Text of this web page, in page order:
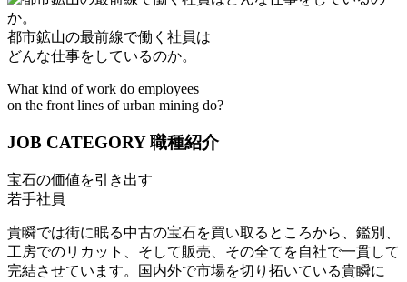
都市鉱山の最前線で働く社員は
どんな仕事をしているのか。
What kind of work do employees
on the front lines of urban mining do?
JOB CATEGORY 職種紹介
宝石の価値を引き出す
若手社員
貴瞬では街に眠る中古の宝石を買い取るところから、鑑別、
工房でのリカット、そして販売、その全てを自社で一貫して
完結させています。国内外で市場を切り拓いている貴瞬に